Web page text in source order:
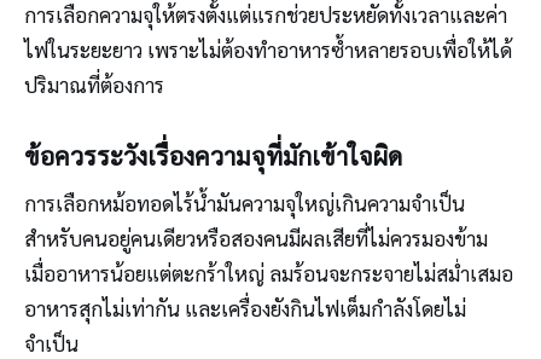
การเลือกความจุให้ตรงตั้งแต่แรกช่วยประหยัดทั้งเวลาและค่า
ไฟในระยะยาว เพราะไม่ต้องทำอาหารซ้ำหลายรอบเพื่อให้ได้
ปริมาณที่ต้องการ
ข้อควรระวังเรื่องความจุที่มักเข้าใจผิด
การเลือกหม้อทอดไร้น้ำมันความจุใหญ่เกินความจำเป็น
สำหรับคนอยู่คนเดียวหรือสองคนมีผลเสียที่ไม่ควรมองข้าม
เมื่ออาหารน้อยแต่ตะกร้าใหญ่ ลมร้อนจะกระจายไม่สม่ำเสมอ
อาหารสุกไม่เท่ากัน และเครื่องยังกินไฟเต็มกำลังโดยไม่
จำเป็น